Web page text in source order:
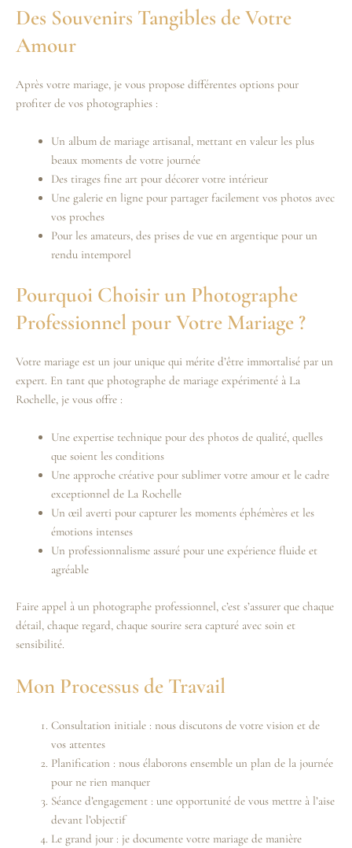
Des Souvenirs Tangibles de Votre
Amour
Après votre mariage, je vous propose différentes options pour
profiter de vos photographies :
Un album de mariage artisanal, mettant en valeur les plus
beaux moments de votre journée
Des tirages fine art pour décorer votre intérieur
Une galerie en ligne pour partager facilement vos photos avec
vos proches
Pour les amateurs, des prises de vue en argentique pour un
rendu intemporel
Pourquoi Choisir un Photographe
Professionnel pour Votre Mariage ?
Votre mariage est un jour unique qui mérite d’être immortalisé par un
expert. En tant que photographe de mariage expérimenté à La
Rochelle, je vous offre :
Une expertise technique pour des photos de qualité, quelles
que soient les conditions
Une approche créative pour sublimer votre amour et le cadre
exceptionnel de La Rochelle
Un œil averti pour capturer les moments éphémères et les
émotions intenses
Un professionnalisme assuré pour une expérience fluide et
agréable
Faire appel à un photographe professionnel, c’est s’assurer que chaque
détail, chaque regard, chaque sourire sera capturé avec soin et
sensibilité.
Mon Processus de Travail
Consultation initiale : nous discutons de votre vision et de
vos attentes
Planification : nous élaborons ensemble un plan de la journée
pour ne rien manquer
Séance d’engagement : une opportunité de vous mettre à l’aise
devant l’objectif
Le grand jour : je documente votre mariage de manière